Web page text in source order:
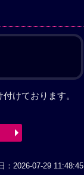
けております。
：2026-07-29 11:48:45